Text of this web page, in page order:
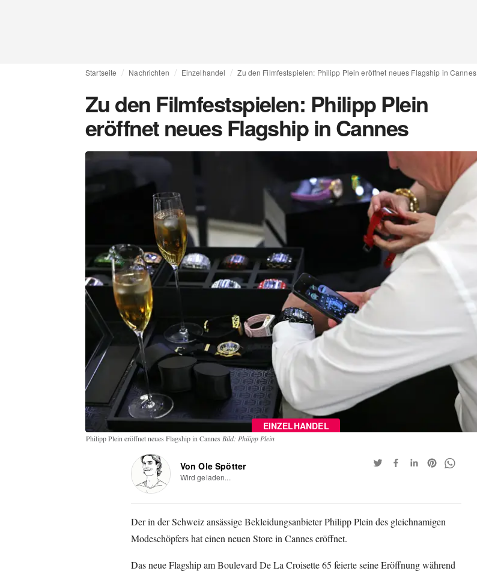
Startseite Nachrichten Einzelhandel Zu den Filmfestspielen: Philipp Plein eröffnet neues Flagship in Cannes
Zu den Filmfestspielen: Philipp Plein
eröffnet neues Flagship in Cannes
EINZELHANDEL
Philipp Plein eröffnet neues Flagship in Cannes Bild: Philipp Plein
Von Ole Spötter
Wird geladen...
Der in der Schweiz ansässige Bekleidungsanbieter Philipp Plein des gleichnamigen
Modeschöpfers hat einen neuen Store in Cannes eröffnet.
Das neue Flagship am Boulevard De La Croisette 65 feierte seine Eröffnung während